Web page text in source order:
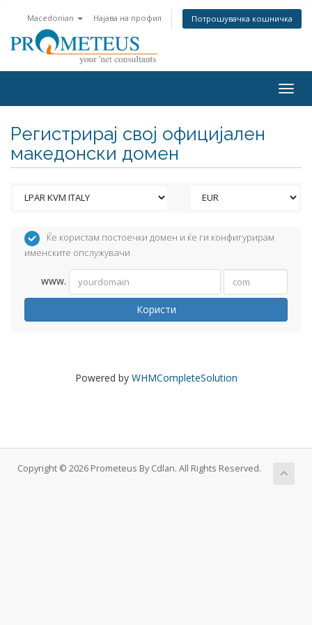
Macedonian Најава на профил Потрошувачка кошничка
Регистрирај свој официјален
македонски домен
Ќе користам постоечки домен и ќе ги конфигурирам
именските опслужувачи
www.
Користи
Powered by WHMCompleteSolution
Copyright © 2026 Prometeus By Cdlan. All Rights Reserved.